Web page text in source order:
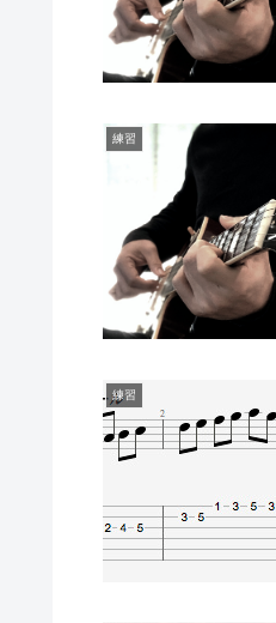
練習
練習